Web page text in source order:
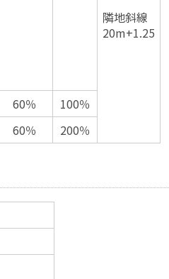
隣地斜線
20m+1.25
60％
100％
60％ 200％